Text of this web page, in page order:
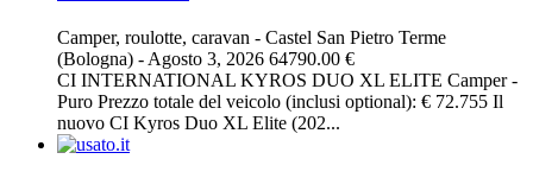
Camper, roulotte, caravan - Castel San Pietro Terme
(Bologna) - Agosto 3, 2026 64790.00 €
CI INTERNATIONAL KYROS DUO XL ELITE Camper -
Puro Prezzo totale del veicolo (inclusi optional): € 72.755 Il
nuovo CI Kyros Duo XL Elite (202...